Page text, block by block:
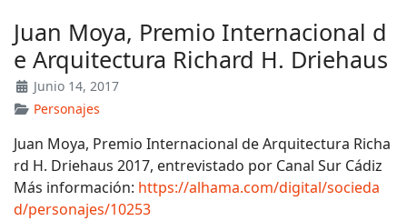
Juan Moya, Premio Internacional d
e Arquitectura Richard H. Driehaus
Junio 14, 2017
Personajes
Juan Moya, Premio Internacional de Arquitectura Richa
rd H. Driehaus 2017, entrevistado por Canal Sur Cádiz
Más información: https://alhama.com/digital/socieda
d/personajes/10253